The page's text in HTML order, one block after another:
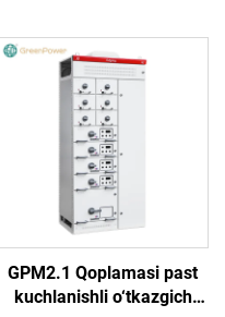
GPM2.1 Qoplamasi past
kuchlanishli o‘tkazgich